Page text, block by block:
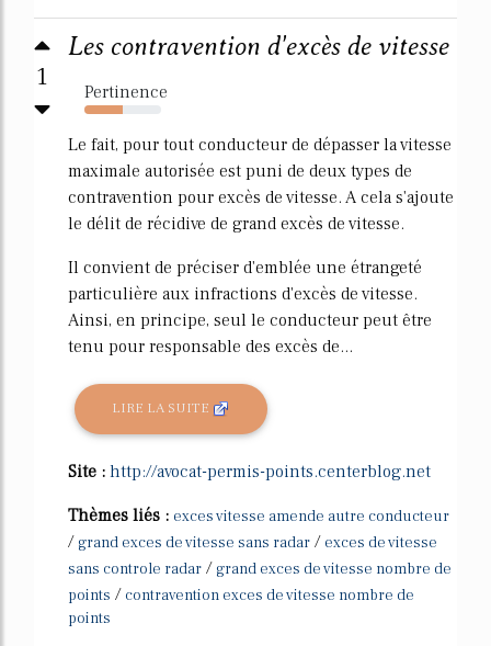
1
Les contravention d'excès de vitesse
Pertinence
50%
Le fait, pour tout conducteur de dépasser la vitesse
maximale autorisée est puni de deux types de
contravention pour excès de vitesse. A cela s'ajoute
le délit de récidive de grand excès de vitesse.
Il convient de préciser d'emblée une étrangeté
particulière aux infractions d'excès de vitesse.
Ainsi, en principe, seul le conducteur peut être
tenu pour responsable des excès de...
LIRE LA SUITE
Site : http://avocat-permis-points.centerblog.net
Thèmes liés : exces vitesse amende autre conducteur
/ grand exces de vitesse sans radar / exces de vitesse
sans controle radar / grand exces de vitesse nombre de
points / contravention exces de vitesse nombre de
points